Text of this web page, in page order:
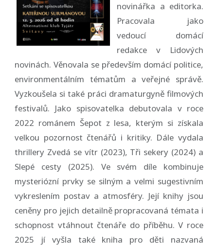
novinářka a editorka.
Pracovala jako
vedoucí domácí
redakce v Lidových
novinách. Věnovala se především domácí politice,
environmentálním tématům a veřejné správě.
Vyzkoušela si také práci dramaturgyně filmových
festivalů. Jako spisovatelka debutovala v roce
2022 románem Šepot z lesa, kterým si získala
velkou pozornost čtenářů i kritiky. Dále vydala
thrillery Zvedá se vítr (2023), Tři sekery (2024) a
Slepé cesty (2025). Ve svém díle kombinuje
mysteriózní prvky se silným a velmi sugestivním
vykreslením postav a atmosféry. Její knihy jsou
ceněny pro jejich detailně propracovaná témata i
schopnost vtáhnout čtenáře do příběhu. V roce
2025 jí vyšla také kniha pro děti nazvaná